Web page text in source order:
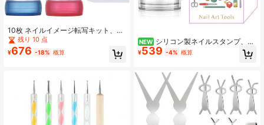
10枚 ネイルイメージ転写キット、
様々なライン、フローラル、幾何学
模様をネイル表面に転写できます
残り 10 点
¥676 -18% 概算
NEW シリコン製ネイルスタンプ、ネ
イル表面パターン転写マニキュア印
刷ツール
¥539 -4% 概算